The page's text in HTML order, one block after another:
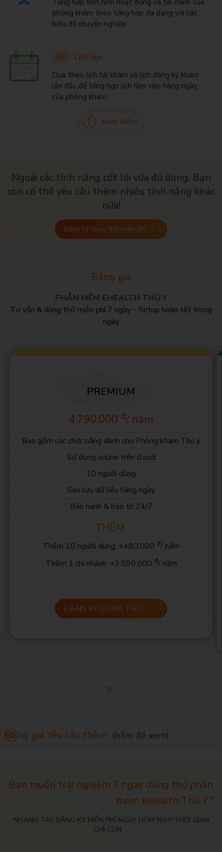
phòng khám theo tổng hợp đa dạng với các
biểu đồ chuyên nghiệp.
06 Lịch hẹn
Dựa theo lịch tái khám và lịch đăng ký khám
lần đầu để tổng hợp lịch làm việc hàng ngày
của phòng khám.
Xem thêm
Ngoài các tính năng cốt lõi vừa đủ dùng, Bạn
còn có thể yêu cầu thêm nhiều tính năng khác
nữa!
Đăng ký dùng thử miễn phí
Bảng giá
PHẦN MỀM EHEALTH THÚ Y
Tư vấn & dùng thử miễn phí 7 ngày - Setup hoàn tất trong
ngày
PREMIUM
4.790.000đ/ năm
Bao gồm các chức năng dành cho Phòng khám Thú y
Sử dụng online trên cloud
10 người dùng
Sao lưu dữ liệu hàng ngày
Bảo hành & bảo trì 24/7
THÊM
Thêm 10 người dùng: +480.000đ/ năm
Thêm 1 chi nhánh: +3.590.000đ/ năm
ĐĂNG KÝ DÙNG THỬ
Bảng giá Yêu cầu thêm
Bạn muốn trải nghiệm 7 ngày dùng thử phần
mềm eHealth Thú Y?
NHANH TAY ĐĂNG KÝ MIỄN PHÍ NGAY HÔM NAY! THỜI GIAN
CHỈ CÒN ...